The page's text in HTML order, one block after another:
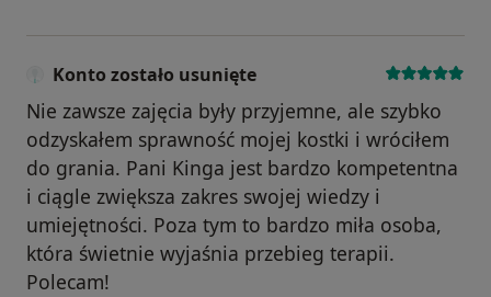
Konto zostało usunięte
Nie zawsze zajęcia były przyjemne, ale szybko
odzyskałem sprawność mojej kostki i wróciłem
do grania. Pani Kinga jest bardzo kompetentna
i ciągle zwiększa zakres swojej wiedzy i
umiejętności. Poza tym to bardzo miła osoba,
która świetnie wyjaśnia przebieg terapii.
Polecam!